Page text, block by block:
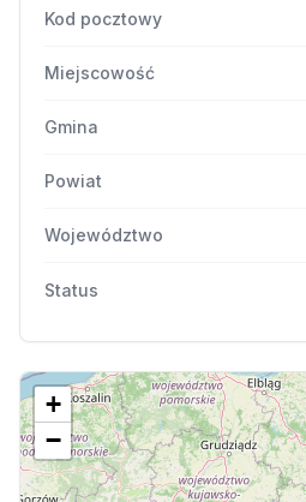
Kod pocztowy
Miejscowość
Gmina
Powiat
Województwo
Status
+
−